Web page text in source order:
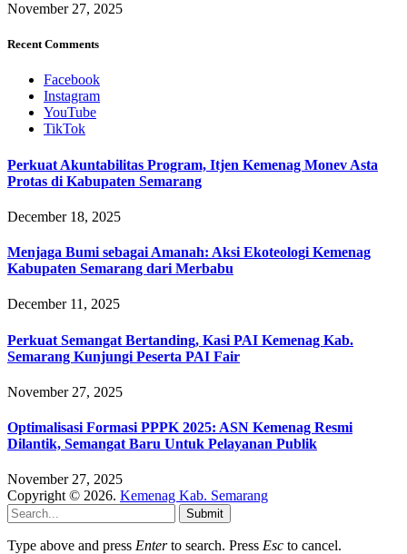
November 27, 2025
Recent Comments
Facebook
Instagram
YouTube
TikTok
Perkuat Akuntabilitas Program, Itjen Kemenag Monev Asta
Protas di Kabupaten Semarang
December 18, 2025
Menjaga Bumi sebagai Amanah: Aksi Ekoteologi Kemenag
Kabupaten Semarang dari Merbabu
December 11, 2025
Perkuat Semangat Bertanding, Kasi PAI Kemenag Kab.
Semarang Kunjungi Peserta PAI Fair
November 27, 2025
Optimalisasi Formasi PPPK 2025: ASN Kemenag Resmi
Dilantik, Semangat Baru Untuk Pelayanan Publik
November 27, 2025
Copyright © 2026. Kemenag Kab. Semarang
Submit
Type above and press Enterto search. Press Esc to cancel.